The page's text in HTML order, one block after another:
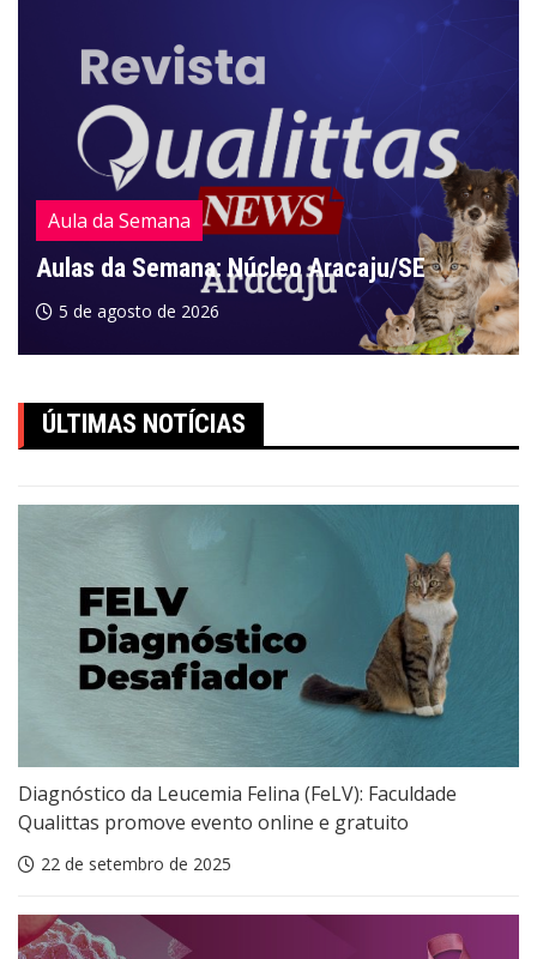
Aula da Semana
Aulas da Semana: Núcleo Aracaju/SE
5 de agosto de 2026
ÚLTIMAS NOTÍCIAS
Diagnóstico da Leucemia Felina (FeLV): Faculdade
Qualittas promove evento online e gratuito
22 de setembro de 2025